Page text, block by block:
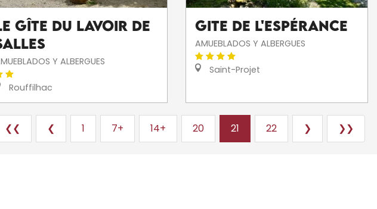
Gîte du Lavoir de
Y ALBERGUES
Rouffilhac
gite de l'Espérance
AMUEBLADOS Y ALBERGUES
Saint-Projet
❮❮ ❮ 1 7+ 14+ 20 21 22 ❯ ❯❯